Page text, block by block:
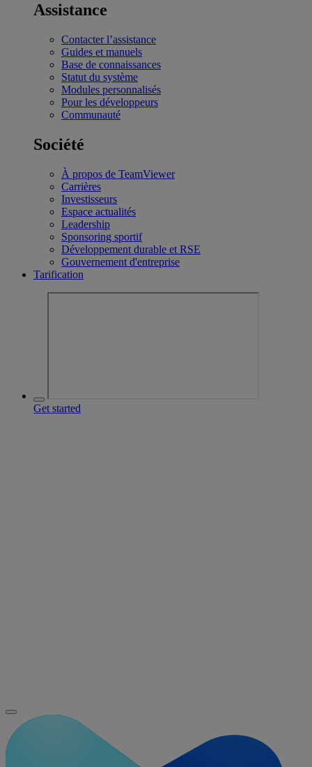
Assistance
Contacter l’assistance
Guides et manuels
Base de connaissances
Statut du système
Modules personnalisés
Pour les développeurs
Communauté
Société
À propos de TeamViewer
Carrières
Investisseurs
Espace actualités
Leadership
Sponsoring sportif
Développement durable et RSE
Gouvernement d'entreprise
Tarification
Get started